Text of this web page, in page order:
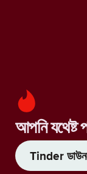
আপনি যথেষ্ট
Tinder